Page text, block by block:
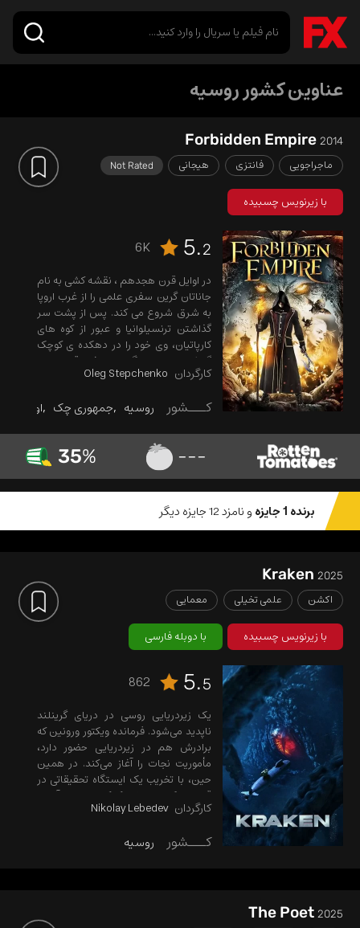
عناوین کشور روسیه
Forbidden Empire2014
ماجراجویی فانتزی هیجانی Not Rated
با زیرنویس چسبیده
5.2
6K
در اوایل قرن هجدهم ، نقشه کشی به نام
جاناتان گرین سفری علمی را از غرب اروپا
به شرق شروع می کند. پس از پشت سر
گذاشتن ترنسیلوانیا و عبور از کوه های
کارپاتیان، وی خود را در دهکده ی کوچک
گمشده ای در جنگل های غیر قابل عبور
اوکراین می یابد و...
کارگردان Oleg Stepchenko
کـــشور روسیه جمهوری چک اوکراین
---
35%
برنده 1 جایزه و نامزد 12 جایزه دیگر
Kraken2025
اکشن علمی تخیلی معمایی
با زیرنویس چسبیده با دوبله فارسی
5.5
862
یک زیردریایی روسی در دریای گرینلند
ناپدید می‌شود. فرمانده ویکتور ورونین که
برادرش هم در زیردریایی حضور دارد،
مأموریت نجات را آغاز می‌کند. در همین
حین، با تخریب یک ایستگاه تحقیقاتی در
قطب، یک هیولای کراکن از دل آب‌ها
بیرون می‌آید.
کارگردان Nikolay Lebedev
کـــشور روسیه
The Poet2025